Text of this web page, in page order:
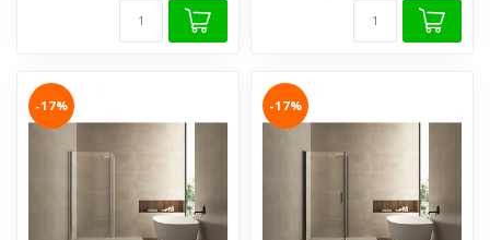
-17% -17%